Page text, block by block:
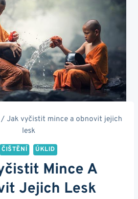
/ Jak vyčistit mince a obnovit jejich
lesk
ČIŠTĚNÍ ÚKLID
Mince A
Jejich Lesk